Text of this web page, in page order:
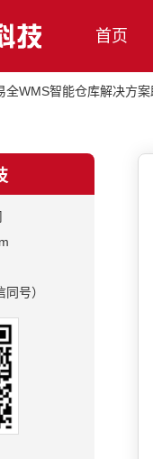
首页
全WMS智能仓库解决方
号）